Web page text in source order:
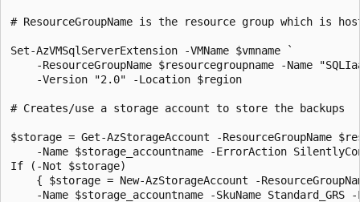
# ResourceGroupName is the resource group which is
Set-AzVMSqlServerExtension -VMName $vmname `
-ResourceGroupName $resourcegroupname -Name
    -Version "2.0" -Location $region
# Creates/use a storage account to store the backups
$storage = Get-AzStorageAccount -ResourceGroupName
-Name $storage_accountname -ErrorAction
If (-Not $storage)
{ $storage = New-AzStorageAccount -
-Name $storage_accountname -SkuName Standard_GRS